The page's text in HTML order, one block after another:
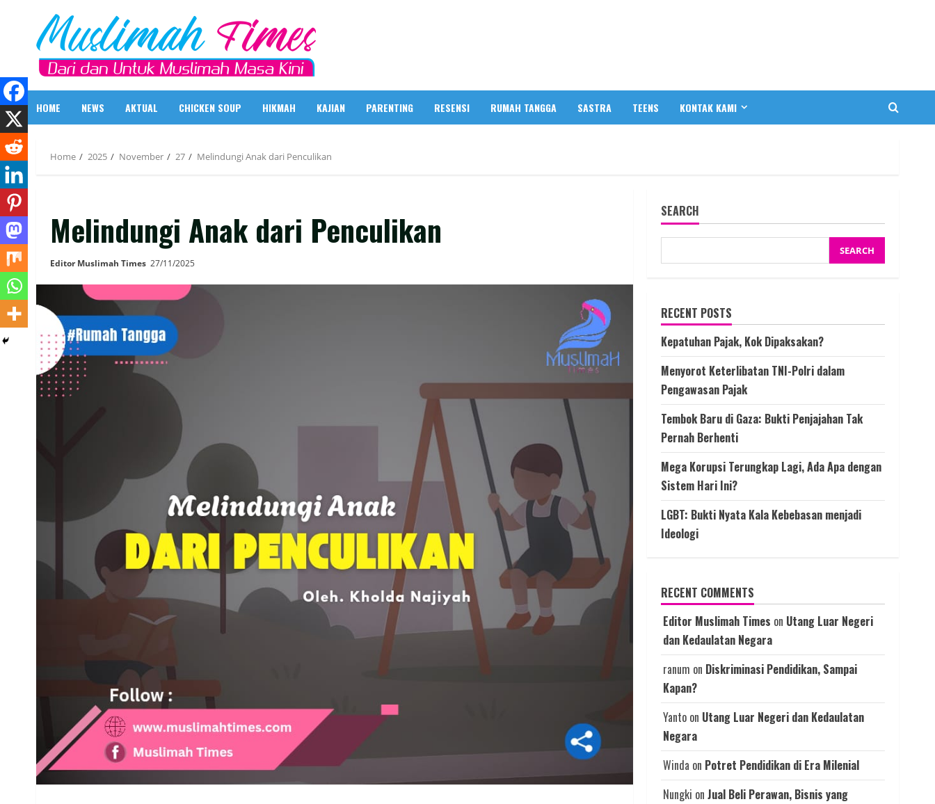
content
HOME NEWS AKTUAL CHICKEN SOUP HIKMAH KAJIAN PARENTING RESENSI RUMAH TANGGA SASTRA TEENS KONTAK KAMI
Home 2025 November 27 Melindungi Anak dari Penculikan
Melindungi Anak dari Penculikan
Editor Muslimah Times 27/11/2025
SEARCH
SEARCH
RECENT POSTS
Kepatuhan Pajak, Kok Dipaksakan?
Menyorot Keterlibatan TNI-Polri dalam
Pengawasan Pajak
Tembok Baru di Gaza: Bukti Penjajahan Tak
Pernah Berhenti
Mega Korupsi Terungkap Lagi, Ada Apa dengan
Sistem Hari Ini?
LGBT: Bukti Nyata Kala Kebebasan menjadi
Ideologi
RECENT COMMENTS
Editor Muslimah Times on Utang Luar Negeri
dan Kedaulatan Negara
ranum on Diskriminasi Pendidikan, Sampai
Kapan?
Yanto on Utang Luar Negeri dan Kedaulatan
Negara
Winda on Potret Pendidikan di Era Milenial
Nungki on Jual Beli Perawan, Bisnis yang